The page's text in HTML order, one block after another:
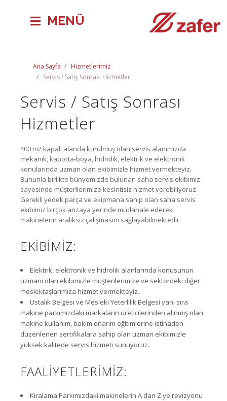
MENÜ
Ana Sayfa
Hizmetlerimiz
Servis / Satış Sonrası Hizmetler
Servis / Satış Sonrası
Hizmetler
400 m2 kapalı alanda kurulmuş olan servis alanımızda
mekanik, kaporta-boya, hidrolik, elektrik ve elektronik
konularında uzman olan ekibimizle hizmet vermekteyiz.
Bununla birlikte bünyemizde bulunan saha servis ekibimiz
sayesinde müşterilerimize kesintisiz hizmet verebiliyoruz.
Gerekli yedek parça ve ekipmana sahip olan saha servis
ekibimiz birçok arızaya yerinde müdahale ederek
makinelerin aralıksız çalışmasını sağlayabilmektedir.
EKİBİMİZ:
Elektrik, elektronik ve hidrolik alanlarında konusunun
uzmanı olan ekibimizle müşterilerimize ve sektördeki diğer
meslektaşlarımıza hizmet vermekteyiz.
Ustalık Belgesi ve Mesleki Yeterlilik Belgesi yanı sıra
makine parkımızdaki markaların üreticilerinden alınmış olan
makine kullanım, bakım onarım eğitimlerine istinaden
düzenlenen sertifikalara sahip olan uzman ekibimizle
yüksek kalitede servis hizmeti sunuyoruz.
FAALİYETLERİMİZ:
Kiralama Parkımızdaki makinelerin A dan Z ye revizyonu